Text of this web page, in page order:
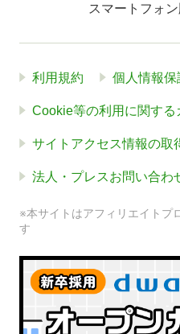
スマートフォン
利用規約 個人情報
Cookie等の利用に関する
サイトアクセス情報の取
法人・プレスお問い合わ
※本サイトはアフィリエイトプ
す